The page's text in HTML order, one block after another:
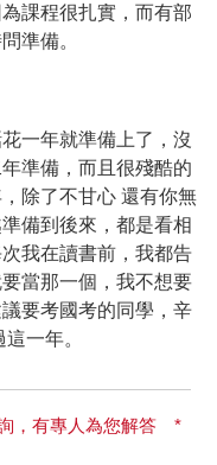
課程很扎實，而有部
準備。
一年就準備上了，沒
準備，而且很殘酷的
除了不甘心 還有你無
備到後來，都是看相
我在讀書前，我都告
當那一個，我不想要
要考國考的同學，辛
一年。
，有專人為您解答 *